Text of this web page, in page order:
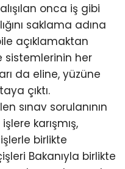
onca iş gibi
saklama adına
açıklamaktan
sistemlerinin her
da eline, yüzüne
çıktı.
sınav sorulanının
karışmış,
birlikte
Bakanıyla birlikte